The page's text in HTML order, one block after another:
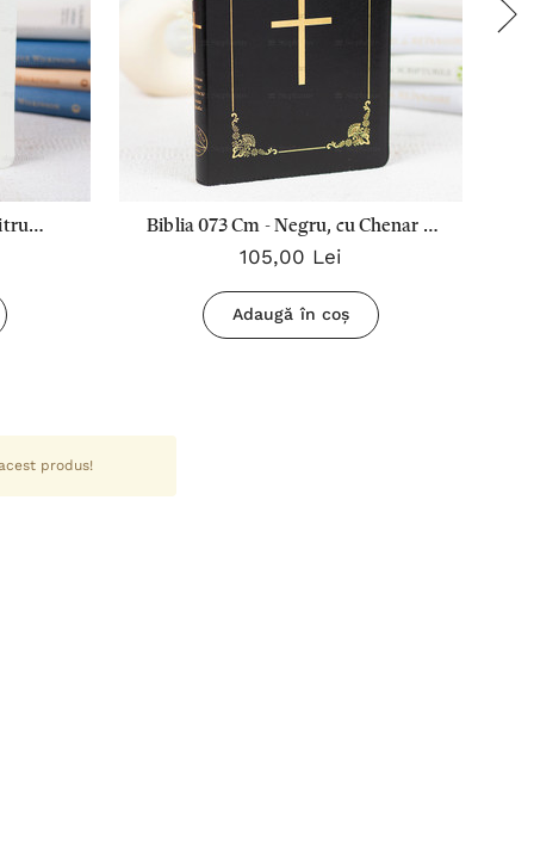
Biblia 073 Cm - Negru, cu Chenar si
Cruce
105,00 Lei
Adaugă în coș
produs!